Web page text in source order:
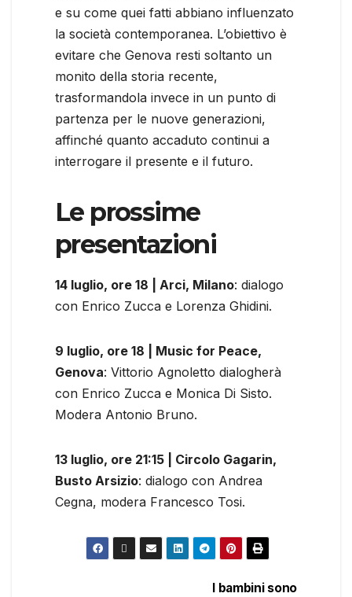
e su come quei fatti abbiano influenzato
la società contemporanea. L’obiettivo è
evitare che Genova resti soltanto un
monito della storia recente,
trasformandola invece in un punto di
partenza per le nuove generazioni,
affinché quanto accaduto continui a
interrogare il presente e il futuro.
Le prossime
presentazioni
14 luglio, ore 18 | Arci, Milano: dialogo
con Enrico Zucca e Lorenza Ghidini.
9 luglio, ore 18 | Music for Peace,
Genova: Vittorio Agnoletto dialogherà
con Enrico Zucca e Monica Di Sisto.
Modera Antonio Bruno.
13 luglio, ore 21:15 | Circolo Gagarin,
Busto Arsizio: dialogo con Andrea
Cegna, modera Francesco Tosi.
I bambini sono